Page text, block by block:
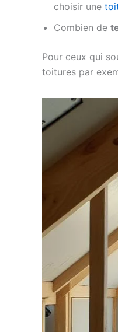
choisir une
Combien de
Pour ceux qui
toitures par